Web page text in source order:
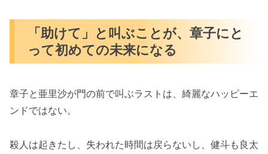
「助けて」と叫ぶことが、章子にと
って初めての未来になる
章子と亜里沙が門の前で叫ぶラストは、綺麗なハッピーエ
ンドではない。
殺人は起きたし、失われた時間は戻らないし、健斗も良太